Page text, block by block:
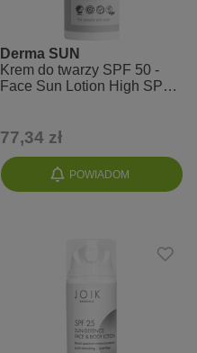
POWIADOM
Derma SUN
Krem do twarzy SPF 50 -
Face Sun Lotion High SPF
77,34 zł